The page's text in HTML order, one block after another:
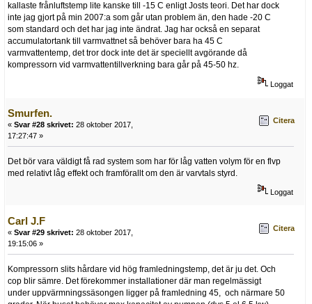
kallaste frånluftstemp lite kanske till -15 C enligt Josts teori. Det har dock
inte jag gjort på min 2007:a som går utan problem än, den hade -20 C
som standard och det har jag inte ändrat. Jag har också en separat
accumulatortank till varmvattnet så behöver bara ha 45 C
varmvattentemp, det tror dock inte det är speciellt avgörande då
kompressorn vid varmvattentillverkning bara går på 45-50 hz.
Loggat
Smurfen.
« Svar #28 skrivet: 28 oktober 2017,
17:27:47 »
Citera
Det bör vara väldigt få rad system som har för låg vatten volym för en flvp
med relativt låg effekt och framförallt om den är varvtals styrd.
Loggat
Carl J.F
« Svar #29 skrivet: 28 oktober 2017,
19:15:06 »
Citera
Kompressorn slits hårdare vid hög framledningstemp, det är ju det. Och
cop blir sämre. Det förekommer installationer där man regelmässigt
under uppvärmningssäsongen ligger på framledning 45, och närmare 50